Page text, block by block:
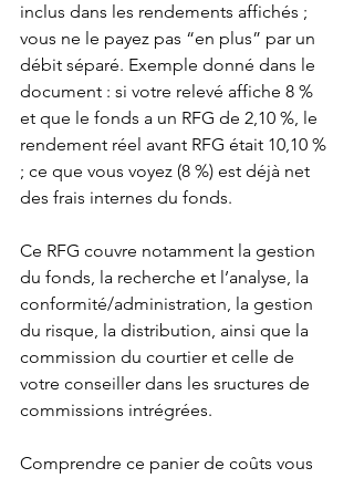
inclus dans les rendements affichés ;
vous ne le payez pas “en plus” par un
débit séparé. Exemple donné dans le
document : si votre relevé affiche 8 %
et que le fonds a un RFG de 2,10 %, le
rendement réel avant RFG était 10,10 %
; ce que vous voyez (8 %) est déjà net
des frais internes du fonds.
Ce RFG couvre notamment la gestion
du fonds, la recherche et l’analyse, la
conformité/administration, la gestion
du risque, la distribution, ainsi que la
commission du courtier et celle de
votre conseiller dans les sructures de
commissions intrégrées.
Comprendre ce panier de coûts vous